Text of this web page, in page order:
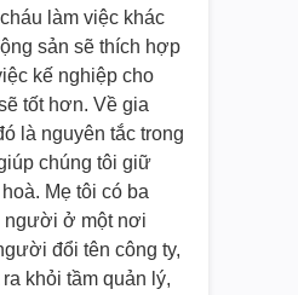
làm việc khác
sản sẽ thích hợp
kế nghiệp cho
tốt hơn. Về gia
là nguyên tắc trong
chúng tôi giữ
Mẹ tôi có ba
người ở một nơi
đổi tên công ty,
khỏi tầm quản lý,